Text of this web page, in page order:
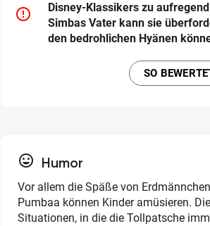
error_outline
Disney-Klassikers zu
Simbas Vater kann sie
den bedrohlichen Hyänen
SO
tag_faces Humor
Vor allem die Späße von
Pumbaa können Kinder amüsieren.
Situationen, in die die Tollpatsche